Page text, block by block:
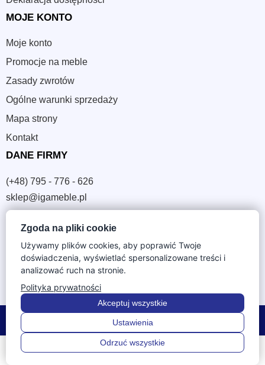
MOJE KONTO
Moje konto
Promocje na meble
Zasady zwrotów
Ogólne warunki sprzedaży
Mapa strony
Kontakt
DANE FIRMY
(+48) 795 - 776 - 626
sklep@igameble.pl
Sandomierska 4A
37-300 Leżajsk
NIP: 794 172 09 19
REGON: 180933172
© 2026 IGA Meble. Wszystkie prawa zastrzeżone.
0
Zgoda na pliki cookie
Używamy plików cookies, aby poprawić Twoje
doświadczenia, wyświetlać spersonalizowane treści i
analizować ruch na stronie.
Polityka prywatności
Ustawienia
Odrzuć wszystkie
Akceptuj wszystkie